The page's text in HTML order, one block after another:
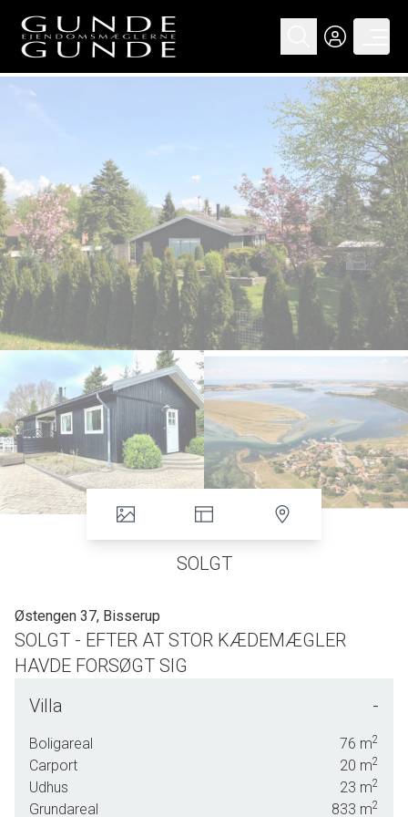
SOLGT
Østengen 37, Bisserup
SOLGT - EFTER AT STOR KÆDEMÆGLER
HAVDE FORSØGT SIG
KUN 1.5 TIMES KØRSEL FRA KØBENHAVN
Villa -
Boligareal 76 m2
Carport 20 m2
Udhus 23 m2
Grundareal 833 m2